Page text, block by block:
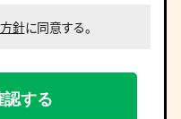
針に同意する。